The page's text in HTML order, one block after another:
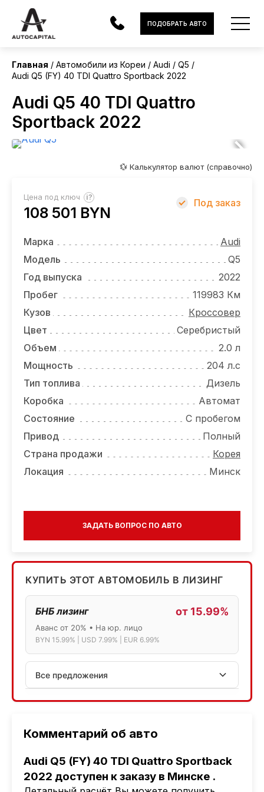
АВТОМОБИЛИ
ЭЛЕКТРОМОБИЛИ
В НАЛИЧИИ
ЛИЗИНГ
НОВОСТИ
ОТЗЫВЫ
ВАКАНСИИ
О КОМПАНИИ
КОНТАКТЫ
ПОДОБРАТЬ АВТО
Главная Автомобили из Кореи Audi
Q5
Audi Q5 (FY) 40 TDI Quattro Sportback 2022
Audi Q5 40 TDI Quattro
Sportback 2022
Корея
Комментарий об авто
Audi Q5 (FY) 40 TDI Quattro Sportback
2022 доступен к заказу в Минске .
💱 Калькулятор валют (справочно)
Цена под ключ ?
108 501 BYN
Под заказ
Марка
Audi
Модель
Q5
Год выпуска
2022
Пробег
119983 Км
Кузов
Кроссовер
Цвет
Серебристый
Объем
2.0 л
Мощность
204 л.с
Тип топлива
Дизель
Коробка
Автомат
Состояние
С пробегом
Привод
Полный
Страна продажи
Корея
Локация
Минск
ЗАДАТЬ ВОПРОС ПО АВТО
КУПИТЬ ЭТОТ АВТОМОБИЛЬ В ЛИЗИНГ
БНБ лизинг от 15.99%
Аванс от 20% • На юр. лицо
BYN 15.99% | USD 7.99% | EUR 6.99%
Все предложения
АСБ лизинг
Лизинг: BYN 17% | USD 7.99% | EUR 6.99%
Также доступен кредит "Проще простого" 18.9%